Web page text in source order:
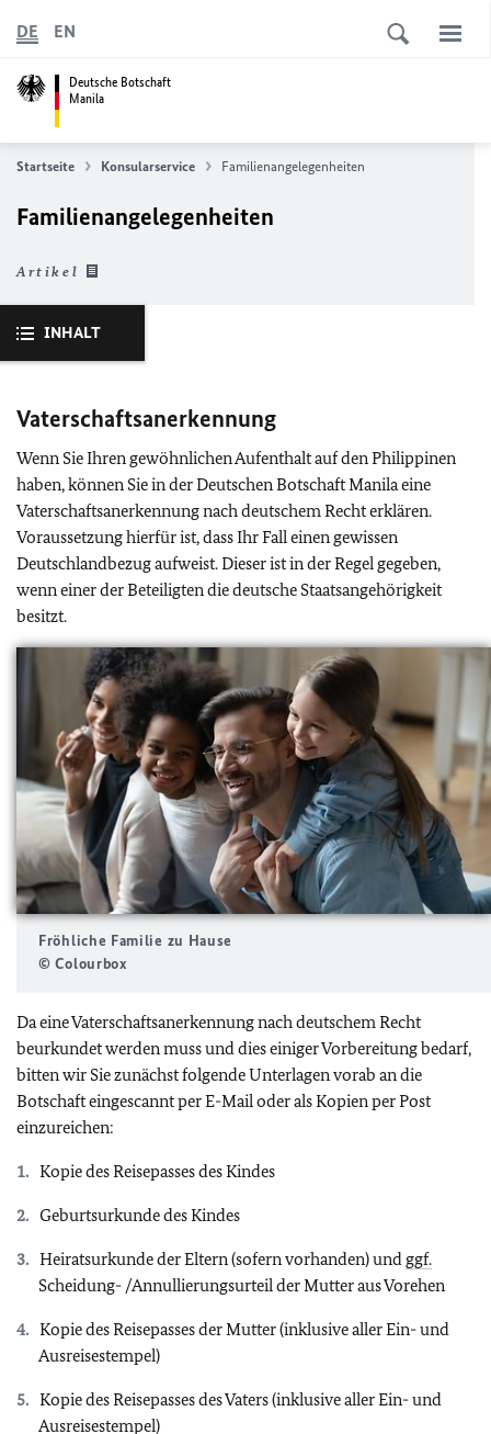
Deutsche Botschaft
Manila
DE EN
Startseite Konsularservice Familienangelegenheiten
Familienangelegenheiten
Artikel
INHALT
Vaterschaftsanerkennung
Wenn Sie Ihren gewöhnlichen Aufenthalt auf den Philippinen
haben, können Sie in der Deutschen Botschaft Manila eine
Vaterschaftsanerkennung nach deutschem Recht erklären.
Voraussetzung hierfür ist, dass Ihr Fall einen gewissen
Deutschlandbezug aufweist. Dieser ist in der Regel gegeben,
wenn einer der Beteiligten die deutsche Staatsangehörigkeit
besitzt.
Fröhliche Familie zu Hause
© Colourbox
Da eine Vaterschaftsanerkennung nach deutschem Recht
beurkundet werden muss und dies einiger Vorbereitung bedarf,
bitten wir Sie zunächst folgende Unterlagen vorab an die
Botschaft eingescannt per E-Mail oder als Kopien per Post
einzureichen:
Kopie des Reisepasses des Kindes
Geburtsurkunde des Kindes
Heiratsurkunde der Eltern (sofern vorhanden) und ggf.
Scheidung- /Annullierungsurteil der Mutter aus Vorehen
Kopie des Reisepasses der Mutter (inklusive aller Ein- und
Ausreisestempel)
Kopie des Reisepasses des Vaters (inklusive aller Ein- und
Ausreisestempel)